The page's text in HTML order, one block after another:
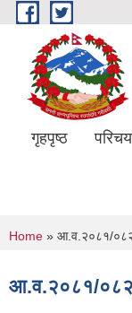
Skip to main content
गृहपृष्ठ परिचय
You are
Home » आ.व.२०८१/०८२,
आ.व.२०८१/०८२,